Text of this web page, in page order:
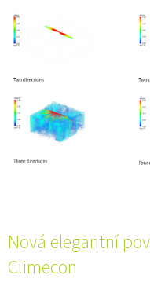
Nová elegantní
Climecon